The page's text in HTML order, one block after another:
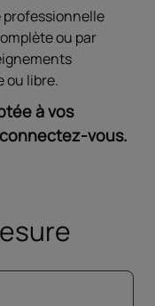
professionnelle
ou par
ou libre.
à vos
vous.